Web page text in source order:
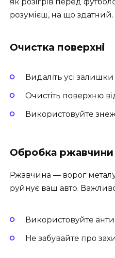
розумієш, на що здатний.
Очистка поверхні
Видаліть усі
Очистіть поверхню
Використовуйте
Обробка ржавчини
Ржавчина — ворог
руйнує ваш авто.
Використовуйте
Не забувайте про